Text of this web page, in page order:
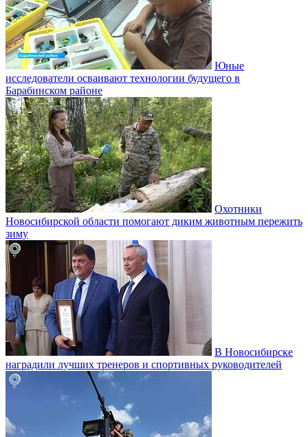
Юные
исследователи осваивают технологии будущего в
Барабинском районе
Охотники
Новосибирской области помогают диким животным пережить
зиму
В Новосибирске
наградили лучших тренеров и спортивных руководителей